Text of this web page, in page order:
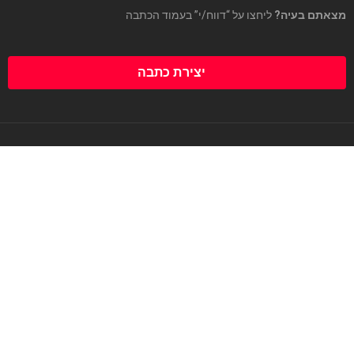
מצאתם בעיה? ליחצו על “דווח/י” בעמוד הכתבה
יצירת כתבה